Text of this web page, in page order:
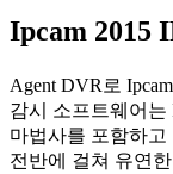
Ipcam 2015
Agent DVR로
감시 소프트웨어는
마법사를 포함하고
전반에 걸쳐 유연